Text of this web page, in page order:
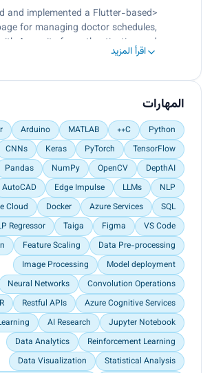
and implemented a Flutter-based
for managing doctor schedules,
Appwrite for authentication and
p><p> Developed role-based
with a responsive user interface.
Appwrite databases to fetch
schedule data efficiently, ensuring
performance.</p><p> Implemented
for schedule changes using
Appwrite Realtime subscriptions.</p>
اقرأ المزيد
المهارات
Python
C++
MATLAB
Arduino
TensorFlow
PyTorch
Keras
CNNs
DepthAI
OpenCV
NumPy
Pandas
NLP
LLMs
Edge Impulse
AutoCAD
SQL
Azure Services
Docker
Cloud
VS Code
Figma
Taiga
Regressor
Data Pre-processing
Feature Scaling
Model deployment
Image Processing
Convolution Operations
Neural Networks
Azure Cognitive Services
Restful APIs
Jupyter Notebook
AI Research
Reinforcement Learning
Data Analytics
Statistical Analysis
Data Visualization